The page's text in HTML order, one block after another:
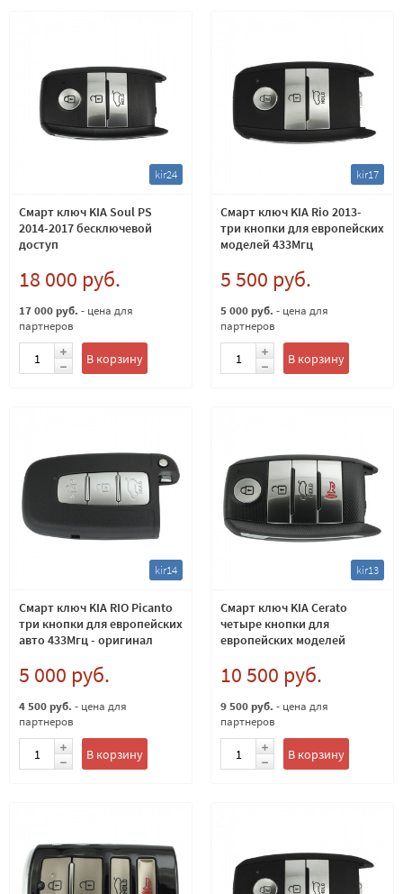
kir24
Смарт ключ KIA Soul PS
2014-2017 беcключевой
доступ
18 000 руб.
17 000 руб. - цена для
партнеров
В корзину
kir17
Смарт ключ KIA Rio 2013-
три кнопки для европейских
моделей 433Мгц
5 500 руб.
5 000 руб. - цена для
партнеров
В корзину
kir14
Смарт ключ KIA RIO Picanto
три кнопки для европейских
авто 433Мгц - оригинал
5 000 руб.
4 500 руб. - цена для
партнеров
В корзину
kir13
Смарт ключ KIA Cerato
четыре кнопки для
европейских моделей
10 500 руб.
9 500 руб. - цена для
партнеров
В корзину